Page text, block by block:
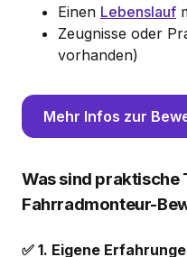
Einen Lebenslauf
Zeugnisse oder
vorhanden)
Mehr Infos zur
Was sind praktische
Fahrradmonteur-
✅ 1. Eigene